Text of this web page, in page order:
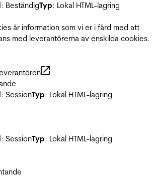
: BeständigTyp: Lokal HTML-lagring
är information som vi er i färd med att
med leverantörerna av enskilda cookies.
: SessionTyp: Lokal HTML-lagring
: SessionTyp: Lokal HTML-lagring